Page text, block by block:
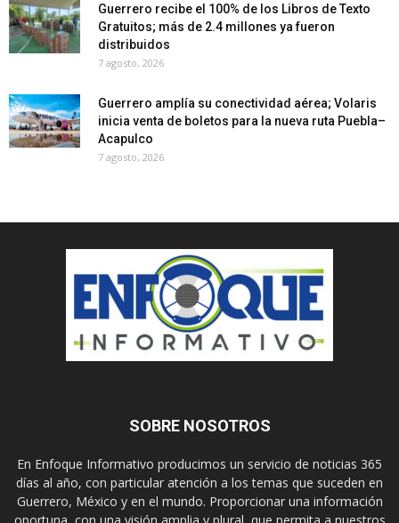
Guerrero recibe el 100% de los Libros de Texto
Gratuitos; más de 2.4 millones ya fueron
distribuidos
7 agosto, 2026
Guerrero amplía su conectividad aérea; Volaris
inicia venta de boletos para la nueva ruta Puebla–
Acapulco
7 agosto, 2026
SOBRE NOSOTROS
En Enfoque Informativo producimos un servicio de noticias 365
días al año, con particular atención a los temas que suceden en
Guerrero, México y en el mundo. Proporcionar una información
oportuna, con una visión amplia y plural, que permita a nuestros